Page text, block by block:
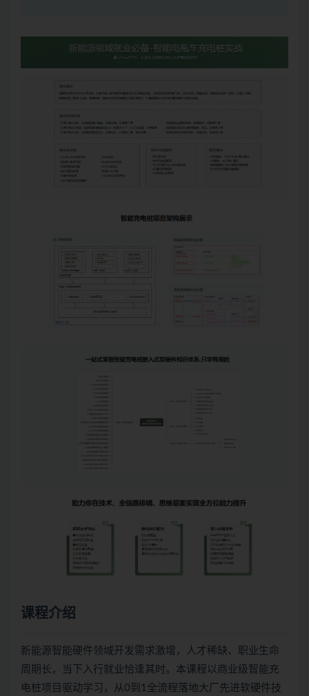
课程介绍
新能源智能硬件领域开发需求激增，人才稀缺、职业生命
周期长，当下入行就业恰逢其时。本课程以商业级智能充
电桩项目驱动学习，从0到1全流程落地大厂先进软硬件技